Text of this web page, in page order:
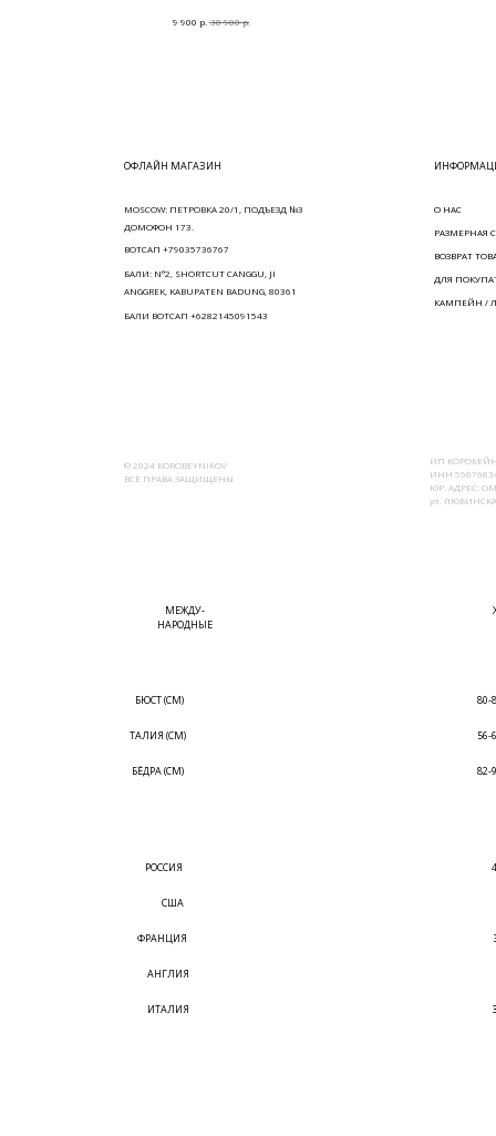
9 900 р. 30 900р.
ВОЗВРАТ
ДЛЯ
О НАС
© 2024 KOROBEYNIKOV
ВСЕ ПРАВА ЗАЩИЩЕНЫ
ИП
ИНН
ЮР. АДРЕС:
ул.
РАЗМЕРНАЯ
ОФЛАЙН МАГАЗИН
КАМПЕЙН /
БАЛИ: N°2, SHORTCUT CANGGU, JI
ANGGREK, KABUPATEN BADUNG, 80361
MOSCOW: ПЕТРОВКА 20/1, ПОДЪЕЗД №3
ДОМОФОН 173.
БАЛИ ВОТСАП +6282145091543
ВОТСАП +79035736767
МЕЖДУ-
НАРОДНЫЕ
БЮСТ (СМ)
ТАЛИЯ (СМ)
БЁДРА (СМ)
80-
56-
82-
РОССИЯ
США
ФРАНЦИЯ
АНГЛИЯ
ИТАЛИЯ